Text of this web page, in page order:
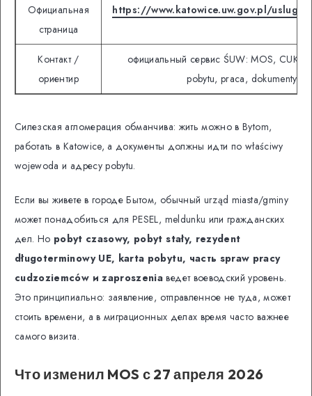
Официальная
страница
https://www.katowice.uw.gov.pl/usluga/
Контакт /
ориентир
официальный сервис ŚUW: MOS,
pobytu, praca, dokumenty
Силезская агломерация обманчива: жить можно в Bytom,
работать в Katowice, а документы должны идти по właściwy
wojewoda и адресу pobytu.
Если вы живете в городе Бытом, обычный urząd miasta/gminy
может понадобиться для PESEL, meldunku или гражданских
дел. Но pobyt czasowy, pobyt stały, rezydent
długoterminowy UE, karta pobytu, часть spraw pracy
cudzoziemców и zaproszenia ведет воеводский уровень.
Это принципиально: заявление, отправленное не туда, может
стоить времени, а в миграционных делах время часто важнее
самого визита.
Что изменил MOS с 27 апреля 2026